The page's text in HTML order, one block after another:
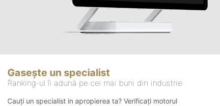
Gasește un specialist
Ranking-ul îi adună pe cei mai buni din industrie
Cauți un specialist in apropierea ta? Verificați motorul